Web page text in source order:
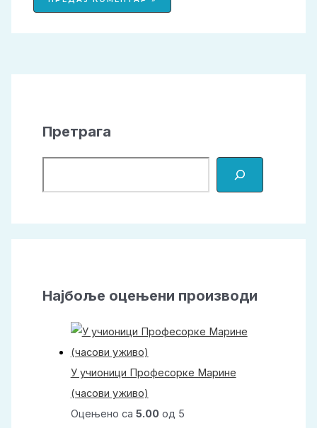
Претрага
Најбоље оцењени производи
У учионици Професорке Марине
(часови уживо)
Оцењено са 5.00од 5